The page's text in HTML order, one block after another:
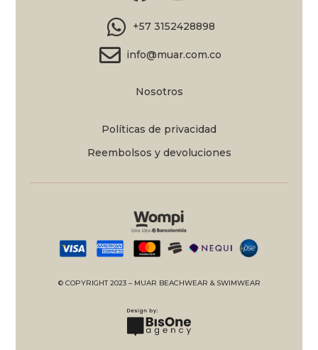
+57 3152428898
info@muar.com.co
Nosotros
Políticas de privacidad
Reembolsos y devoluciones
© COPYRIGHT 2023 – MUAR BEACHWEAR & SWIMWEAR